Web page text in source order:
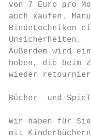
von 7 Euro pro
auch kaufen.
Bindetechniken
Unsicherheiten.
Außerdem wird
hoben, die beim
wieder
Bücher- und
Wir haben für
mit